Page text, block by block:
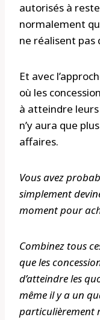
autorisés à
normalement
ne réalisent pas
Et avec
où les
à atteindre
n’y aura que
affaires.
Vous avez
simplement
moment pour
Combinez tous
que les
d’atteindre les
même il y a un
particulièrement